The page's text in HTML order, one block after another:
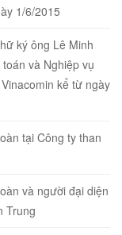
1/6/2015
ký ông Lê Minh
và Nghiệp vụ
kể từ ngày
tại Công ty than
và người đại diện
Trung